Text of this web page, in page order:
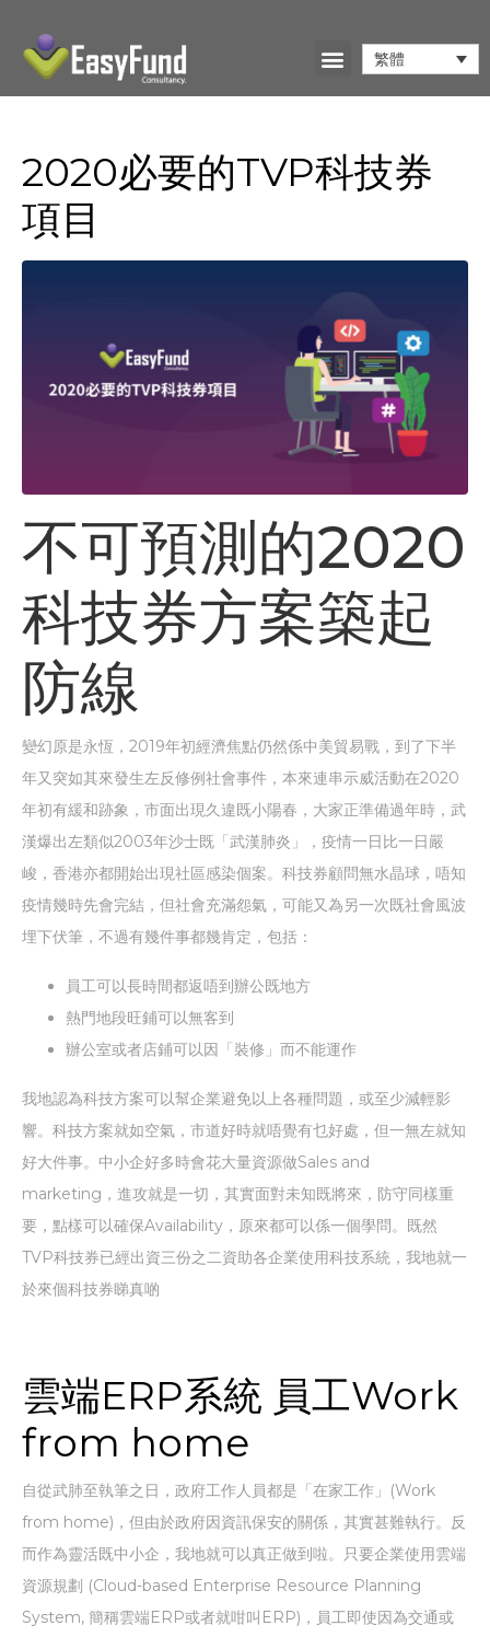
繁體
2020必要的TVP科技券
項目
不可預測的2020
科技券方案築起
防線
變幻原是永恆，2019年初經濟焦點仍然係中美貿易戰，到了下半
年又突如其來發生左反修例社會事件，本來連串示威活動在2020
年初有緩和跡象，市面出現久違既小陽春，大家正準備過年時，武
漢爆出左類似2003年沙士既「武漢肺炎」，疫情一日比一日嚴
峻，香港亦都開始出現社區感染個案。科技券顧問無水晶球，唔知
疫情幾時先會完結，但社會充滿怨氣，可能又為另一次既社會風波
埋下伏筆，不過有幾件事都幾肯定，包括：
員工可以長時間都返唔到辦公既地方
熱門地段旺鋪可以無客到
辦公室或者店鋪可以因「裝修」而不能運作
我地認為科技方案可以幫企業避免以上各種問題，或至少減輕影
響。科技方案就如空氣，市道好時就唔覺有乜好處，但一無左就知
好大件事。中小企好多時會花大量資源做Sales and
marketing，進攻就是一切，其實面對未知既將來，防守同樣重
要，點樣可以確保Availability，原來都可以係一個學問。既然
TVP科技券已經出資三份之二資助各企業使用科技系統，我地就一
於來個科技券睇真啲
雲端ERP系統 員工Work
from home
自從武肺至執筆之日，政府工作人員都是「在家工作」(Work
from home)，但由於政府因資訊保安的關係，其實甚難執行。反
而作為靈活既中小企，我地就可以真正做到啦。只要企業使用雲端
資源規劃 (Cloud-based Enterprise Resource Planning
System, 簡稱雲端ERP或者就咁叫ERP)，員工即使因為交通或